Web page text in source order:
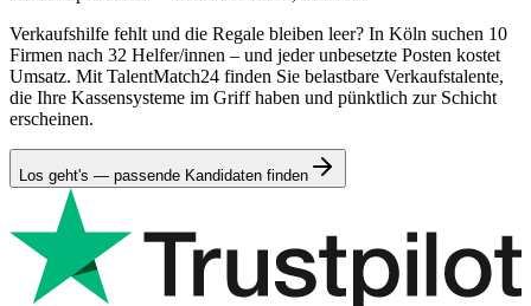
Verkaufshilfe fehlt und die Regale bleiben leer? In Köln suchen 10
Firmen nach 32 Helfer/innen – und jeder unbesetzte Posten kostet
Umsatz. Mit TalentMatch24 finden Sie belastbare Verkaufstalente,
die Ihre Kassensysteme im Griff haben und pünktlich zur Schicht
erscheinen.
Los geht's — passende Kandidaten finden